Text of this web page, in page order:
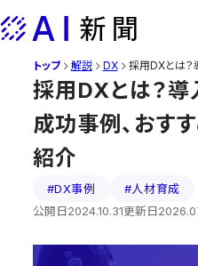
to
トップ 解説 DX
採用DXとは？導
成功事例、おす
紹介
#DX事例
#人材育成
公開日2024.10.31更新日